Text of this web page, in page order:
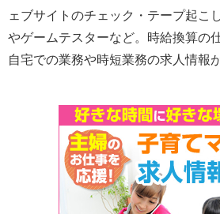
ェブサイトのチェック・テープ起こ
やゲームテスターなど。時給換算の
自宅での業務や時短業務の求人情報